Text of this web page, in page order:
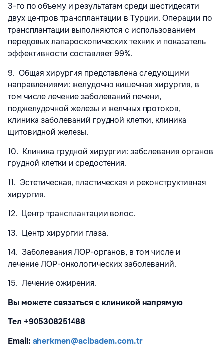
3-го по объему и результатам среди шестидесяти
двух центров трансплантации в Турции. Операции по
трансплантации выполняются с использованием
передовых лапароскопических техник и показатель
эффективности составляет 99%.
9. Общая хирургия представлена следующими
направлениями: желудочно кишечная хирургия, в
том числе лечение заболеваний печени,
поджелудочной железы и желчных протоков,
клиника заболеваний грудной клетки, клиника
щитовидной железы.
10. Клиника грудной хирургии: заболевания органов
грудной клетки и средостения.
11. Эстетическая, пластическая и реконструктивная
хирургия.
12. Центр трансплантации волос.
13. Центр хирургии глаза.
14. Заболевания ЛОР-органов, в том числе и
лечение ЛОР-онкологических заболеваний.
15. Лечение ожирения.
Вы можете связаться с клиникой напрямую
Тел +905308251488
Email: aherkmen@acibadem.com.tr